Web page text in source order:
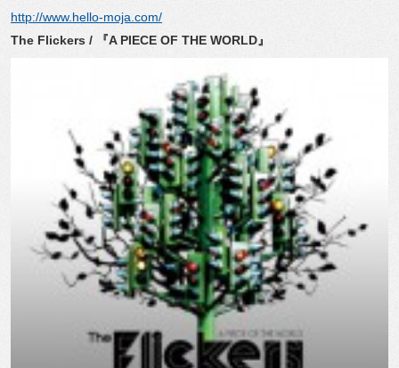
http://www.hello-moja.com/
The Flickers / 『A PIECE OF THE WORLD』